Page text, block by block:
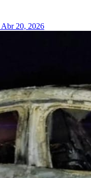
Abr 20, 2026